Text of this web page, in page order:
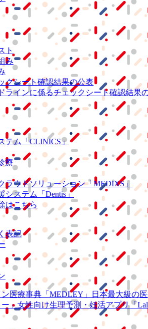
ト
み
クシート確認結果の公表
ラインに係るチェックシート確認結果
テム
「CLINICS」
療
ラウドソリューション「MEDIXS」
システム
「Dentis」
はこちら
表記
医療事典 「MEDLEY」 日本最大級の
」 女性向け生理予測・妊活アプリ「